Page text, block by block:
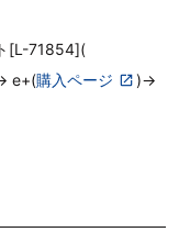
[L-71854](
e+(購入ページ
)→